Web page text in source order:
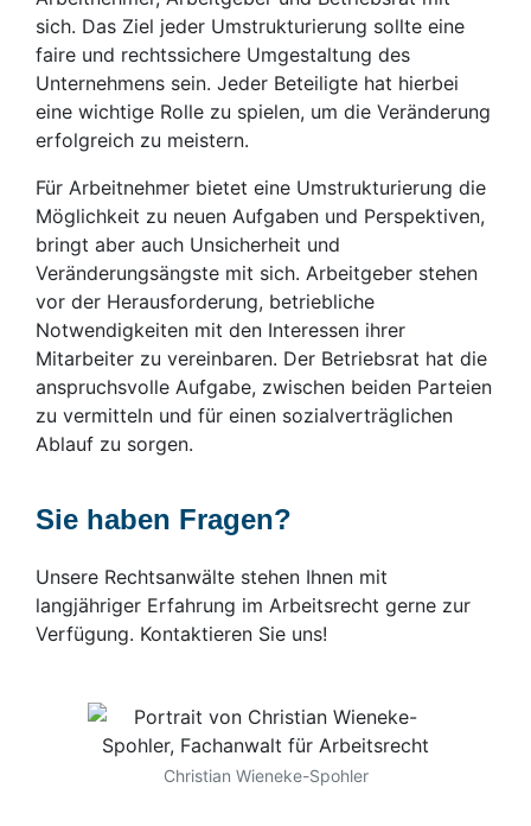
sich. Das Ziel jeder Umstrukturierung sollte eine
faire und rechtssichere Umgestaltung des
Unternehmens sein. Jeder Beteiligte hat hierbei
eine wichtige Rolle zu spielen, um die Veränderung
erfolgreich zu meistern.
Für Arbeitnehmer bietet eine Umstrukturierung die
Möglichkeit zu neuen Aufgaben und Perspektiven,
bringt aber auch Unsicherheit und
Veränderungsängste mit sich. Arbeitgeber stehen
vor der Herausforderung, betriebliche
Notwendigkeiten mit den Interessen ihrer
Mitarbeiter zu vereinbaren. Der Betriebsrat hat die
anspruchsvolle Aufgabe, zwischen beiden Parteien
zu vermitteln und für einen sozialverträglichen
Ablauf zu sorgen.
Sie haben Fragen?
Unsere Rechtsanwälte stehen Ihnen mit
langjähriger Erfahrung im Arbeitsrecht gerne zur
Verfügung. Kontaktieren Sie uns!
Christian Wieneke-Spohler